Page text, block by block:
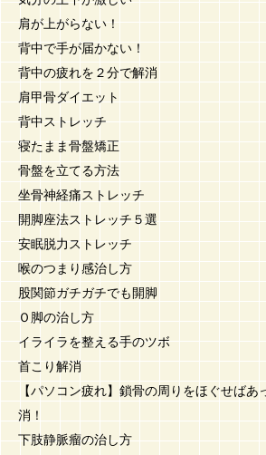
肩が上がらない！
背中で手が届かない！
背中の疲れを２分で解消
肩甲骨ダイエット
背中ストレッチ
寝たまま骨盤矯正
骨盤を立てる方法
坐骨神経痛ストレッチ
開脚座法ストレッチ５選
安眠脱力ストレッチ
喉のつまり感治し方
股関節ガチガチでも開脚
Ｏ脚の治し方
イライラを整える手のツボ
首こり解消
【パソコン疲れ】鎖骨の周りをほぐせば
消！
下肢静脈瘤の治し方